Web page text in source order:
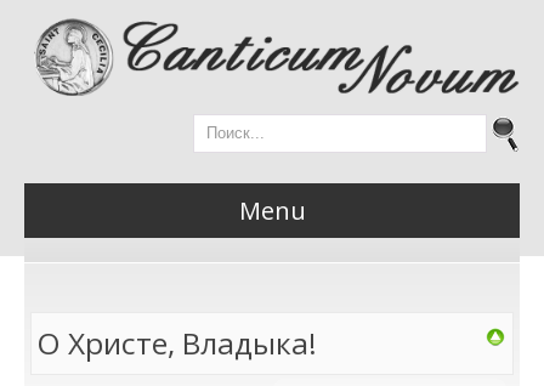
Menu
О Христе, Владыка!